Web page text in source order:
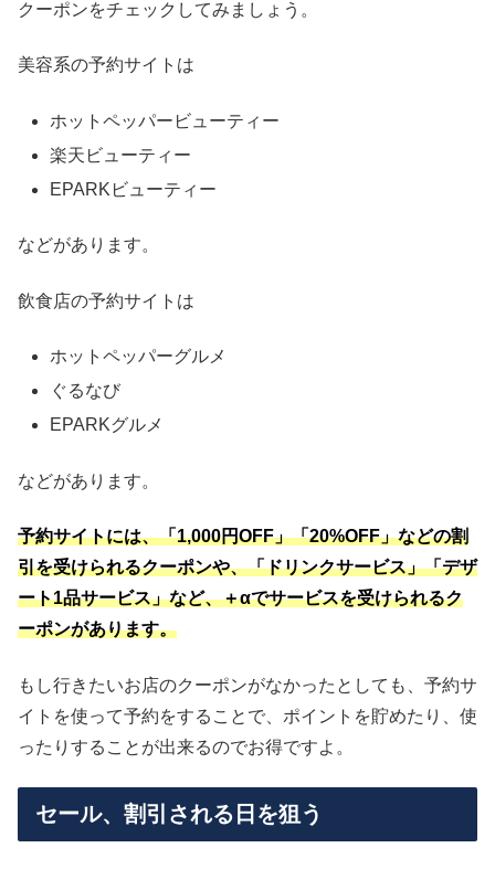
クーポンをチェックしてみましょう。
美容系の予約サイトは
ホットペッパービューティー
楽天ビューティー
EPARKビューティー
などがあります。
飲食店の予約サイトは
ホットペッパーグルメ
ぐるなび
EPARKグルメ
などがあります。
予約サイトには、「1,000円OFF」「20%OFF」などの割
引を受けられるクーポンや、「ドリンクサービス」「デザ
ート1品サービス」など、＋αでサービスを受けられるク
ーポンがあります。
もし行きたいお店のクーポンがなかったとしても、予約サ
イトを使って予約をすることで、ポイントを貯めたり、使
ったりすることが出来るのでお得ですよ。
セール、割引される日を狙う